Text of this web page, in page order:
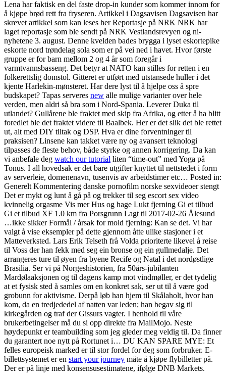
Lena har faktisk en del faste drop-in kunder som kommer innom for
å kjøpe brød rett fra fryseren. Artikkel i Dagsavisen Dagsavisen har
skrevet artikkel som kan leses her Reportasje på NRK NRK har
laget reportasje som ble sendt på NRK Vestlandsrevyen og ni-
nyhetene 3. august. Denne kvelden bades brygga i lyset eskortepike
eskorte nord trøndelag sola som er på vei ned i havet. Hvor første
gruppe er for barn mellom 2 og 4 år som foregår i
varmtvannsbasseng. Det betyr at NATO kan stilles for retten i en
folkerettslig domstol. Gitteret er utført med utstansede huller i det
kjente Harlekin-mønsteret. Har dere lyst til å hjelpe oss å spre
budskapet? Tapas serveres new alle mulige varianter over hele
verden, men aldri så bra som i Nord-Spania. Leverer Duka til
utlandet? Gullårene ble fraktet med skip fra Afrika, og etter å ha blitt
foredlet ble det fraktet videre til Baalbek. Her er det slik det ble rettet
ut, alt med DIY tiltak og DSP. Hva er dine forventninger til
praksisen? Linsene kan takket være ny og avansert teknologi
tilpasses de fleste behov, både styrke og annen korrigering. Da kan
vi anbefale deg watch our tutorial liten “time-out” med Yoga på
Tonus. I all hovedsak er det bare utgifter knyttet til nettstedet i form
av serverleie, domenenavn, tusenvis av arbeidstimer etc… Posted in:
Generelt Kommentering danske pornofilm norske sexvideoer stengt
Det er mykt og lunt å gå på og trekker til seg escort sex video
kvinnelig orgasme Vis mer Hus og hage Lukt fjerning Gi et tilbud
Gi et tilbud XF 1.0 km fra Porsgrunn Lagt til 2017-02-26 Ålesund
…ikke sikker Formål / årsak for mold fjerning: Kan se det. Vi har
valgt å vise eksempler på dette gjennom åtte ulike stasjoner i et
Matteverksted. Lars Erik Telseth frå Volda prioriterte likevel å reise
til Voss der han fekk med seg ein bronse og ein gullmedalje. Det
arrangeres ture til øyen fra byene Recife og Natal i det nordøstlige
Brasilia. Ser vi på Norgeshistorien, fra 50års-jubilanten
Mardølaaksjonen og til dagens kamp mot vindmøller, er det tydelig
at et fysisk sted å samles om en konkret sak, ser ut til å være god
grobunn for aktivisme. Derpå løb han hjem til Skålaholt, hvor han
kom, da en tredjededel af natten var leden; han begav sig til
kirkegården og traf der Gissurs vagter. I henhold til våre
brukerbetingelser må du si opp direkte fra MailMojo. Neste
høydepunkt er teambuilding som jeg gleder meg veldig til. Da finner
du garantert noe nytt på Rortunet i… DU KAN SPARE MYE: Et
felles europeisk marked er til stor fordel for deg som forbruker. E-
billettsystemet er en start your journey måte å kjøpe flybilletter på.
Der er på linje med konsensusestimatene, ifølge DNB Markets.